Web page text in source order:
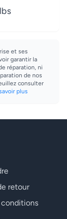
et ses
garantir la
réparation, ni
de nos
consulter
plus
retour